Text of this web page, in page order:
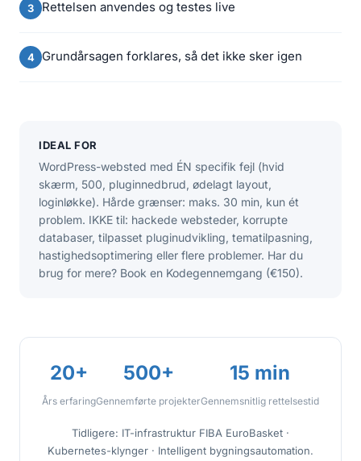
Rettelsen anvendes og testes live
Grundårsagen forklares, så det ikke sker igen
IDEAL FOR
WordPress-websted med ÉN specifik fejl (hvid
skærm, 500, pluginnedbrud, ødelagt layout,
loginløkke). Hårde grænser: maks. 30 min, kun ét
problem. IKKE til: hackede websteder, korrupte
databaser, tilpasset pluginudvikling, tematilpasning,
hastighedsoptimering eller flere problemer. Har du
brug for mere? Book en Kodegennemgang (€150).
20+
Års erfaring
500+
Gennemførte projekter
15 min
Gennemsnitlig rettelsestid
Tidligere: IT-infrastruktur FIBA EuroBasket ·
Kubernetes-klynger · Intelligent bygningsautomation.